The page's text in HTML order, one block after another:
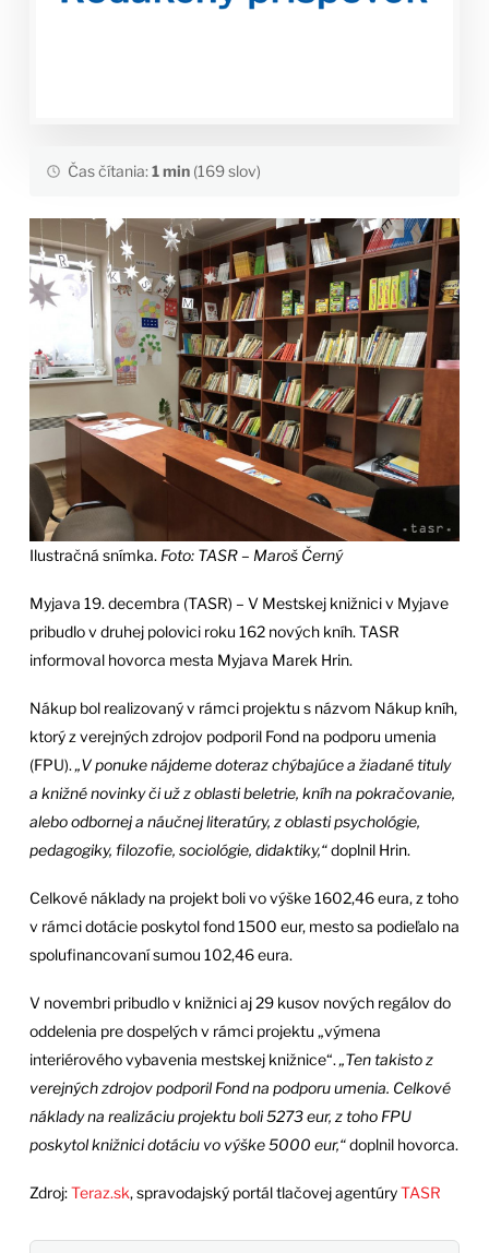
Čas čítania:1 min(169 slov)
Ilustračná snímka. Foto: TASR – Maroš Černý
Myjava 19. decembra (TASR) – V Mestskej knižnici v Myjave
pribudlo v druhej polovici roku 162 nových kníh. TASR
informoval hovorca mesta Myjava Marek Hrin.
Nákup bol realizovaný v rámci projektu s názvom Nákup kníh,
ktorý z verejných zdrojov podporil Fond na podporu umenia
(FPU). „V ponuke nájdeme doteraz chýbajúce a žiadané tituly
a knižné novinky či už z oblasti beletrie, kníh na pokračovanie,
alebo odbornej a náučnej literatúry, z oblasti psychológie,
pedagogiky, filozofie, sociológie, didaktiky,“doplnil Hrin.
Celkové náklady na projekt boli vo výške 1602,46 eura, z toho
v rámci dotácie poskytol fond 1500 eur, mesto sa podieľalo na
spolufinancovaní sumou 102,46 eura.
V novembri pribudlo v knižnici aj 29 kusov nových regálov do
oddelenia pre dospelých v rámci projektu „výmena
interiérového vybavenia mestskej knižnice“. „Ten takisto z
verejných zdrojov podporil Fond na podporu umenia. Celkové
náklady na realizáciu projektu boli 5273 eur, z toho FPU
poskytol knižnici dotáciu vo výške 5000 eur,“doplnil hovorca.
Zdroj:Teraz.sk, spravodajský portál tlačovej agentúryTASR